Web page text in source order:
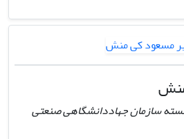
سازمان جهاددانشگاهی صنعتی